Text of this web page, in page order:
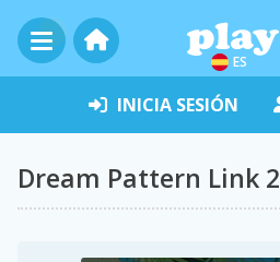
ES
INICIA SESIÓN
Dream Pattern Link 2